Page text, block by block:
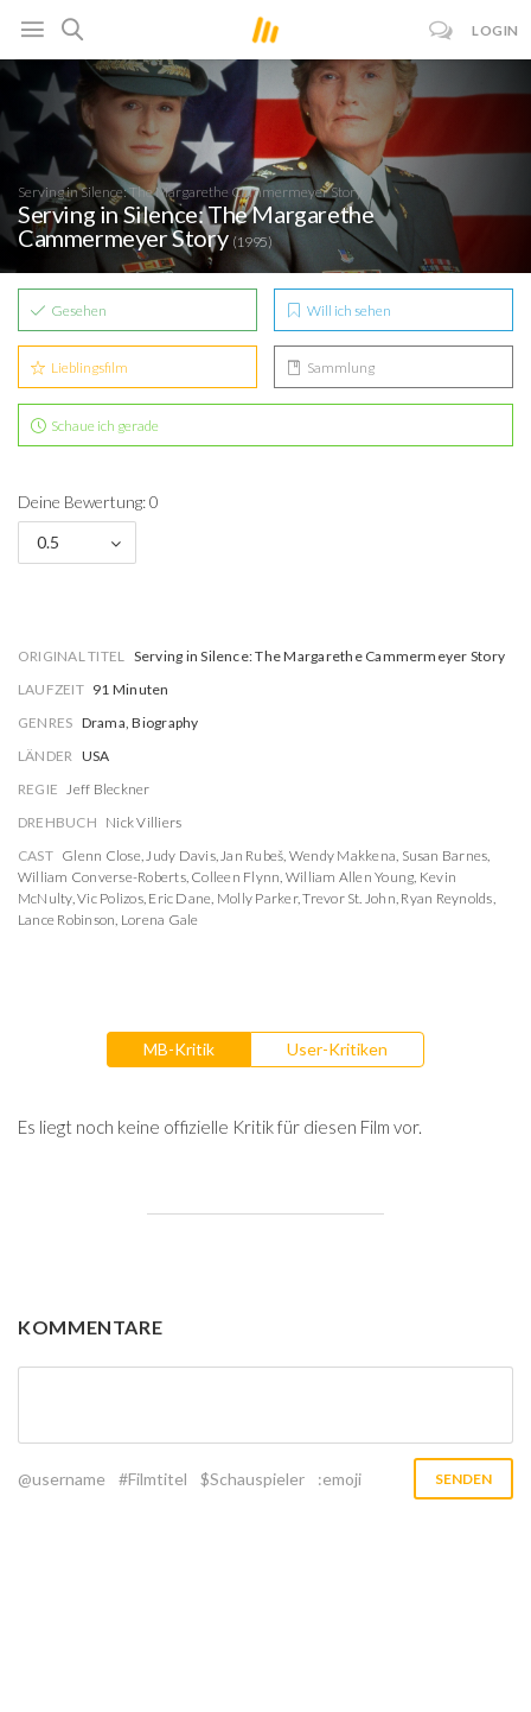
LOGIN
Serving in Silence: The Margarethe Cammermeyer Story
Serving in Silence: The Margarethe
Cammermeyer Story (1995)
Gesehen Will ich sehen
Lieblingsfilm Sammlung
Schaue ich gerade
Deine Bewertung: 0
0.5
ORIGINAL TITEL Serving in Silence: The Margarethe Cammermeyer Story
LAUFZEIT 91 Minuten
GENRES Drama, Biography
LÄNDER USA
REGIE Jeff Bleckner
DREHBUCH Nick Villiers
CAST Glenn Close,Judy Davis,Jan Rubeš, Wendy Makkena, Susan Barnes,
William Converse-Roberts, Colleen Flynn, William Allen Young, Kevin
McNulty,Vic Polizos, Eric Dane, Molly Parker,Trevor St. John, Ryan Reynolds,
Lance Robinson, Lorena Gale
MB-Kritik User-Kritiken
Es liegt noch keine offizielle Kritik für diesen Film vor.
KOMMENTARE
@username #Filmtitel $Schauspieler :emoji